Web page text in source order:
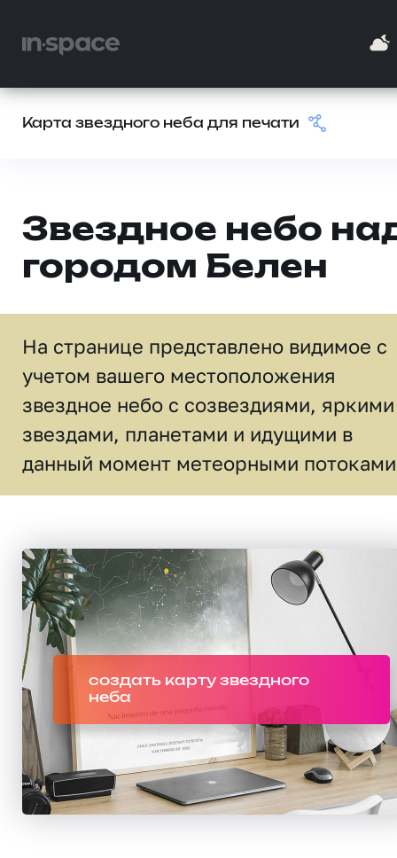
Карта звездного неба для печати
Звездное небо
городом Белен
На странице представлено видимое c
учетом вашего местоположения
звездное небо c созвездиями, яркими
звездами, планетами и идущими в
данный момент метеорными
создать карту звездного
неба